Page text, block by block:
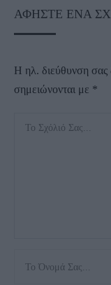
ΑΦΉΣΤΕ ΈΝΑ
Η ηλ. διεύθυνση σας
σημειώνονται με *